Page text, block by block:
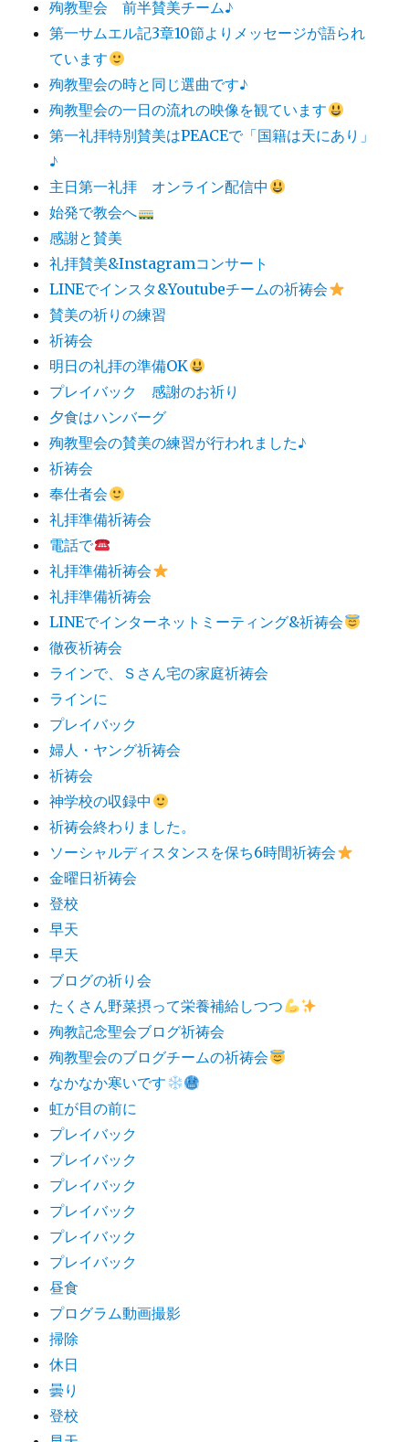
殉教聖会 前半賛美チーム♪
第一サムエル記3章10節よりメッセージが語られ
ています
殉教聖会の時と同じ選曲です♪
殉教聖会の一日の流れの映像を観ています
第一礼拝特別賛美はPEACEで「国籍は天にあり」
♪
主日第一礼拝 オンライン配信中
始発で教会へ
感謝と賛美
礼拝賛美&Instagramコンサート
LINEでインスタ&Youtubeチームの祈祷会
賛美の祈りの練習
祈祷会
明日の礼拝の準備OK
プレイバック 感謝のお祈り
夕食はハンバーグ
殉教聖会の賛美の練習が行われました♪
祈祷会
奉仕者会
礼拝準備祈祷会
電話で
礼拝準備祈祷会
礼拝準備祈祷会
LINEでインターネットミーティング&祈祷会
徹夜祈祷会
ラインで、Ｓさん宅の家庭祈祷会
ラインに
プレイバック
婦人・ヤング祈祷会
祈祷会
神学校の収録中
祈祷会終わりました。
ソーシャルディスタンスを保ち6時間祈祷会
金曜日祈祷会
登校
早天
早天
ブログの祈り会
たくさん野菜摂って栄養補給しつつ
殉教記念聖会ブログ祈祷会
殉教聖会のブログチームの祈祷会
なかなか寒いです
虹が目の前に
プレイバック
プレイバック
プレイバック
プレイバック
プレイバック
プレイバック
昼食
プログラム動画撮影
掃除
休日
曇り
登校